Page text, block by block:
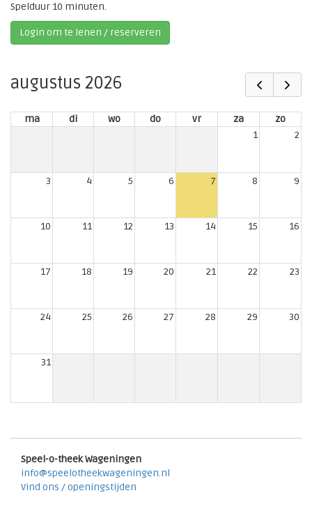
Spelduur 10 minuten.
Login om te lenen / reserveren
augustus 2026
ma di wo do vr za
zo
1
2
3 4 5 6 7 8 9
10 11 12 13 14 15 16
17 18 19 20 21 22 23
24 25 26 27 28 29 30
31
Speel-o-theek Wageningen
info@speelotheekwageningen.nl
Vind ons / openingstijden